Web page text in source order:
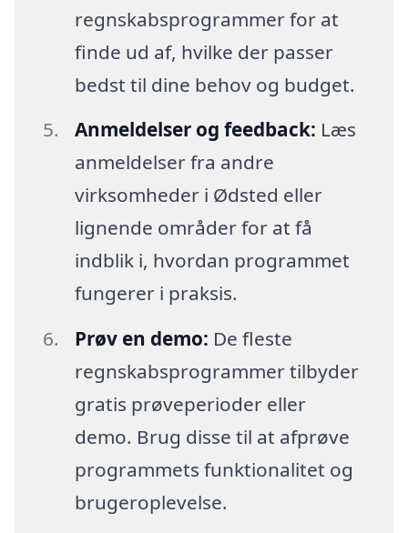
regnskabsprogrammer for at
finde ud af, hvilke der passer
bedst til dine behov og budget.
Anmeldelser og feedback: Læs
anmeldelser fra andre
virksomheder i Ødsted eller
lignende områder for at få
indblik i, hvordan programmet
fungerer i praksis.
Prøv en demo: De fleste
regnskabsprogrammer tilbyder
gratis prøveperioder eller
demo. Brug disse til at afprøve
programmets funktionalitet og
brugeroplevelse.